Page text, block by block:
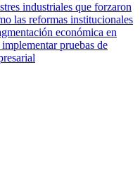
industriales que forzaron
las reformas institucionales
económica en
pruebas de